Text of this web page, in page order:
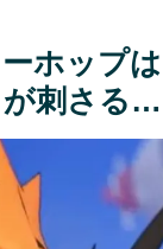
ホップ
が刺さる